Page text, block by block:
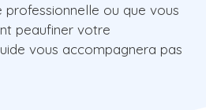
professionnelle ou que vous
peaufiner votre
vous accompagnera pas